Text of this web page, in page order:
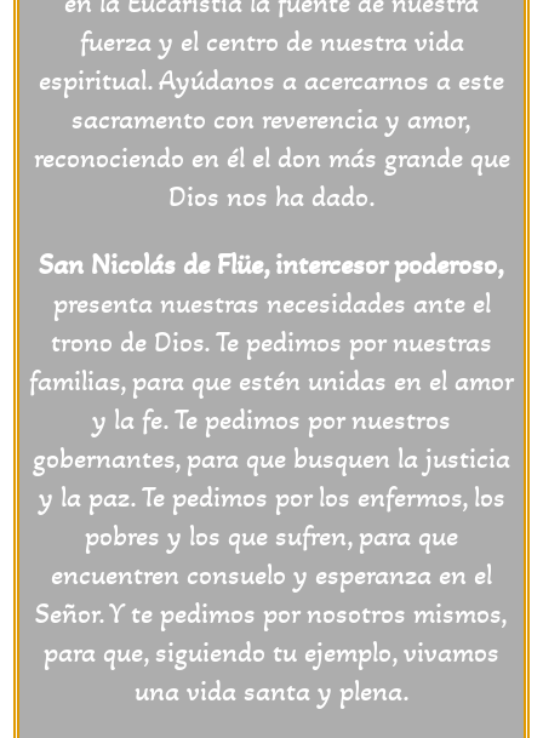
fuerza y el centro de nuestra vida
espiritual. Ayúdanos a acercarnos a este
sacramento con reverencia y amor,
reconociendo en él el don más grande que
Dios nos ha dado.
San Nicolás de Flüe, intercesor poderoso,
presenta nuestras necesidades ante el
trono de Dios. Te pedimos por nuestras
familias, para que estén unidas en el amor
y la fe. Te pedimos por nuestros
gobernantes, para que busquen la justicia
y la paz. Te pedimos por los enfermos, los
pobres y los que sufren, para que
encuentren consuelo y esperanza en el
Señor. Y te pedimos por nosotros mismos,
para que, siguiendo tu ejemplo, vivamos
una vida santa y plena.